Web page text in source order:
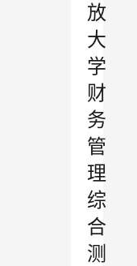
放
大
学
财
务
管
理
综
合
测